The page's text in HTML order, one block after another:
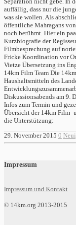
auffällig, dass nur die
was sie wollen. Als
öffentliche Mahragans von
noch berühmt. Hier ein
Kurzbiografie der
Filmbesprechung auf
Fricke Koordination vor
Vietze Übersetzung ins
14km Film Team Die
Haushaltsmitteln des
Diskussionsabends am 9.
Infos zum Termin und
Übersicht der 14km Film-
die Unterstützung:
29. November 2015 0
Impressum
Impressum und Kontakt
© 14km.org 2013-2015